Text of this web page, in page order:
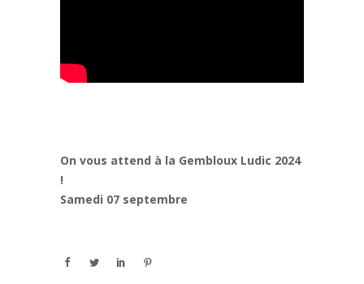
On vous attend à la Gembloux Ludic 2024
!
Samedi 07 septembre